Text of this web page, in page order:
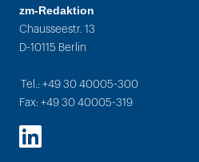
zm-Redaktion
Chausseestr. 13
D-10115 Berlin
Tel.: +49 30 40005-300
Fax: +49 30 40005-319
LinkedIn